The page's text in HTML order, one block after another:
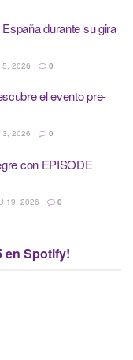
durante su gira
5, 2026 0
el evento pre-
3, 2026 0
con EPISODE
19, 2026 0
en Spotify!